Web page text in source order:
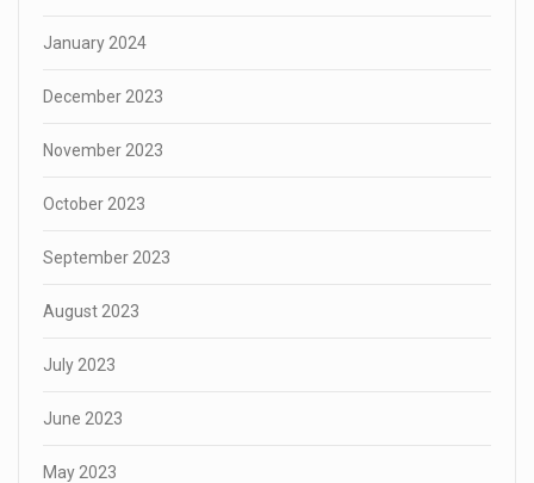
January 2024
December 2023
November 2023
October 2023
September 2023
August 2023
July 2023
June 2023
May 2023